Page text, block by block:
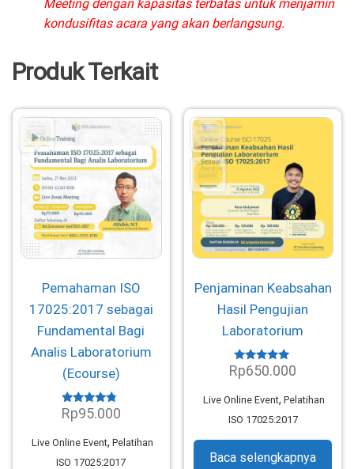
Meeting dengan kapasitas terbatas untuk menjamin
kondusifitas acara yang akan berlangsung.
Produk Terkait
Pemahaman ISO
17025:2017 sebagai
Fundamental Bagi
Analis Laboratorium
(Ecourse)
Dinilai
Rp95.000
Live Online Event, Pelatihan
ISO 17025:2017
Penjaminan Keabsahan
Hasil Pengujian
Laboratorium
Dinilai
Rp650.000
Live Online Event, Pelatihan
ISO 17025:2017
Baca selengkapnya